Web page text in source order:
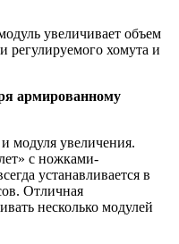
увеличивает объем
регулируемого хомута и
армированному
модуля увеличения.
с ножками-
устанавливается в
Отличная
несколько модулей